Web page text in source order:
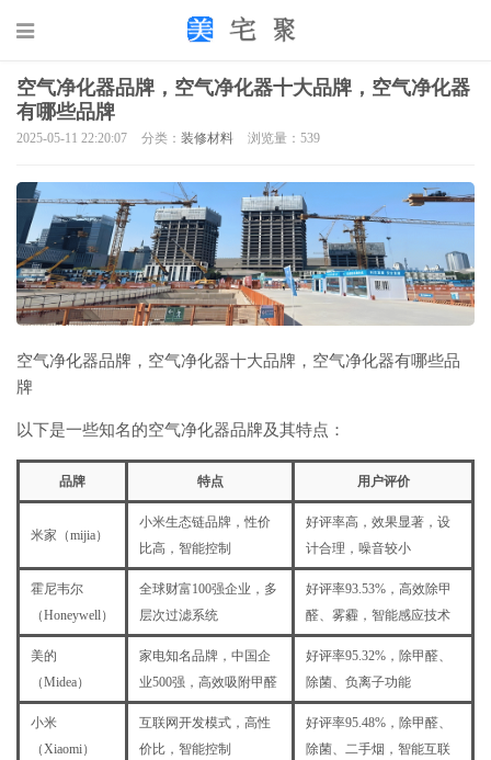
空气净化器品牌，空气净化器十大品牌，空气净化器
有哪些品牌
2025-05-11 22:20:07 分类： 装修材料 浏览量：539
空气净化器品牌，空气净化器十大品牌，空气净化器有哪些品
牌
以下是一些知名的空气净化器品牌及其特点：
品牌 特点 用户评价
米家（mijia）
小米生态链品牌，性价
比高，智能控制
好评率高，效果显著，设
计合理，噪音较小
霍尼韦尔
（Honeywell）
全球财富100强企业，多
层次过滤系统
好评率93.53%，高效除甲
醛、雾霾，智能感应技术
美的
（Midea）
家电知名品牌，中国企
业500强，高效吸附甲醛
好评率95.32%，除甲醛、
除菌、负离子功能
小米
（Xiaomi）
互联网开发模式，高性
价比，智能控制
好评率95.48%，除甲醛、
除菌、二手烟，智能互联